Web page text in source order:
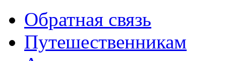
Обратная связь
Путешественникам